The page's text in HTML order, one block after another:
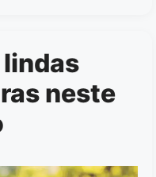
neste